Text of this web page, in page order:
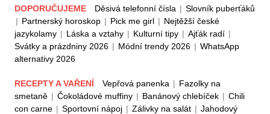
DOPORUČUJEME Děsivá telefonní čísla | Slovník puberťáků
| Partnerský horoskop | Pick me girl | Nejtěžší české
jazykolamy | Láska a vztahy | Kulturní tipy | Ajťák radí |
Svátky a prázdniny 2026 | Módní trendy 2026 | WhatsApp
alternativy 2026
RECEPTY A VAŘENÍ Vepřová panenka | Fazolky na
smetaně | Čokoládové muffiny | Banánový chlebíček | Chili
con carne | Sportovní nápoj | Zálivky na salát | Jahodový